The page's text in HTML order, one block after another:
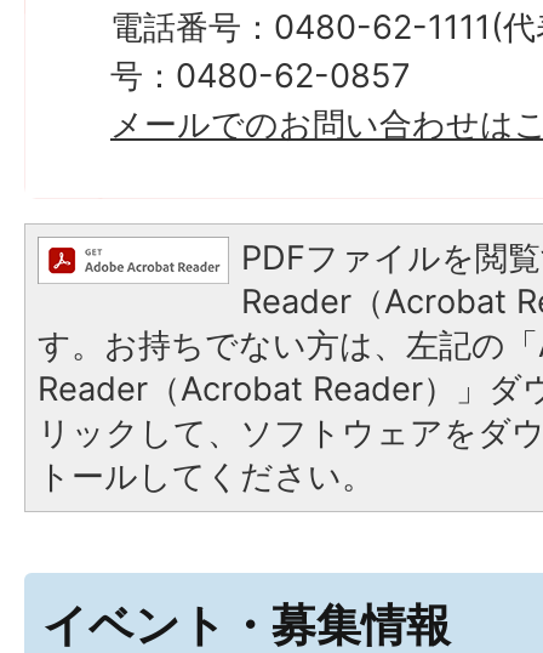
電話番号：0480-62-1111(
号：0480-62-0857
メールでのお問い合わせは
PDFファイルを閲
Reader（Acrobat
す。お持ちでない方は、左記の
Reader（Acrobat Reader）」ダ
リックして、ソフトウェアをダ
トールしてください。
イベント・募集情報